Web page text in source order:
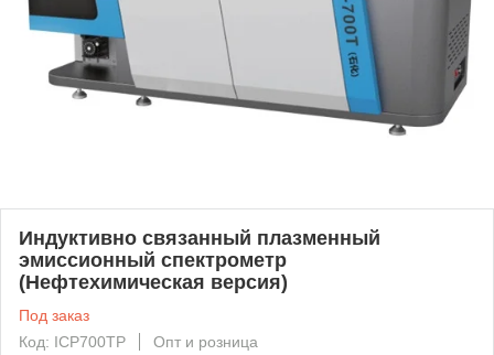
Индуктивно связанный плазменный
эмиссионный спектрометр
(Нефтехимическая версия)
Под заказ
Код: ICP700TP
Опт и розница